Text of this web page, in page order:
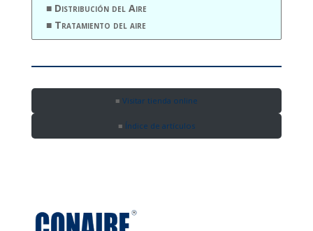
Distribución del Aire
Tratamiento del aire
Visitar tienda online
Índice de artículos